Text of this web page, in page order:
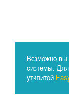
Возможно вы
системы. Для
утилитой